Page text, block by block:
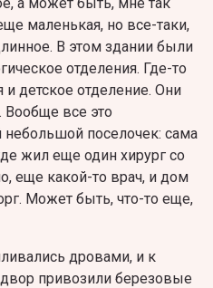
маленькая, но все-таки,
В этом здании были
отделения. Где-то
и детское отделение. Они
все это
небольшой поселочек: сама
жил еще один хирург со
еще какой-то врач, и дом
Может быть, что-то еще,
дровами, и к
привозили березовые